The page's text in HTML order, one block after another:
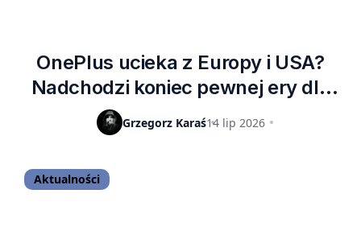
OnePlus ucieka z Europy i USA?
Nadchodzi koniec pewnej ery dla
fanów „flagship killerów”
Grzegorz Karaś14 lip 2026
Aktualności